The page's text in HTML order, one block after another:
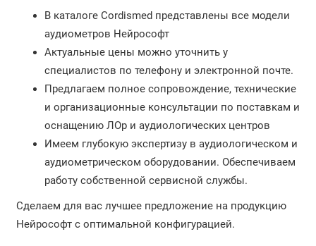
В каталоге Cordismed представлены все модели
аудиометров Нейрософт
Актуальные цены можно уточнить у
специалистов по телефону и электронной почте.
Предлагаем полное сопровождение, технические
и организационные консультации по поставкам и
оснащению ЛОр и аудиологических центров
Имеем глубокую экспертизу в аудиологическом и
аудиометрическом оборудовании. Обеспечиваем
работу собственной сервисной службы.
Сделаем для вас лучшее предложение на продукцию
Нейрософт с оптимальной конфигурацией.